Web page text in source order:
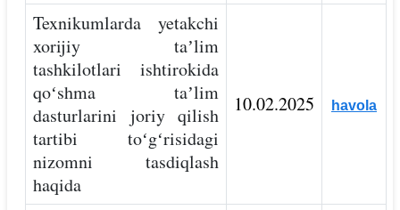
Texnikumlarda yetakchi
xorijiy taʼlim
tashkilotlari ishtirokida
qoʻshma taʼlim
dasturlarini joriy qilish
tartibi toʻgʻrisidagi
nizomni tasdiqlash
haqida
10.02.2025 havola